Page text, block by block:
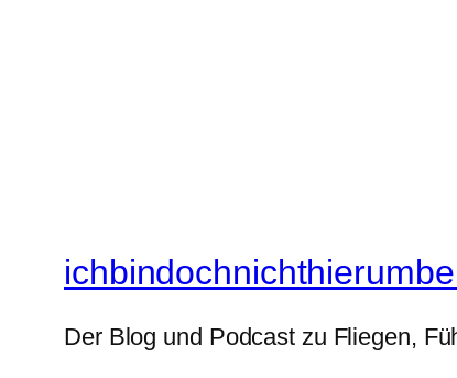
Der Blog und Podcast zu Fliegen,